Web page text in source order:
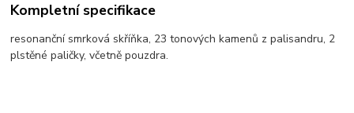
Kompletní specifikace
resonanční smrková skříňka, 23 tonových kamenů z palisandru, 2
plstěné paličky, včetně pouzdra.